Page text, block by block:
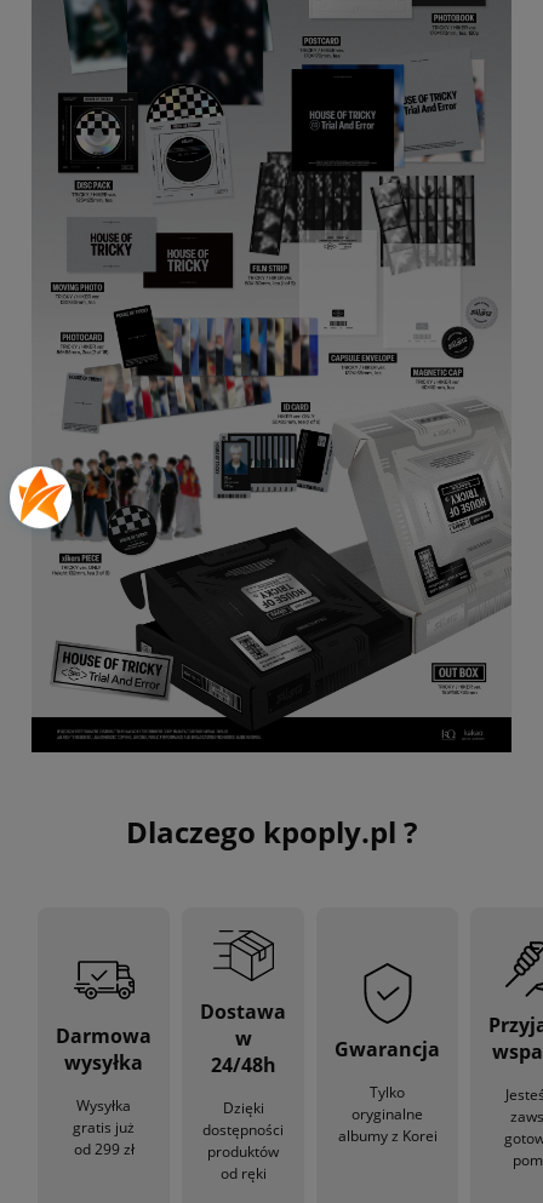
Dlaczego kpoply.pl ?
Darmowa
wysyłka
Wysyłka
gratis już
od 299 zł
Dostawa
w
24/48h
Dzięki
dostępności
produktów
od ręki
Gwarancja
Tylko
oryginalne
albumy z Korei